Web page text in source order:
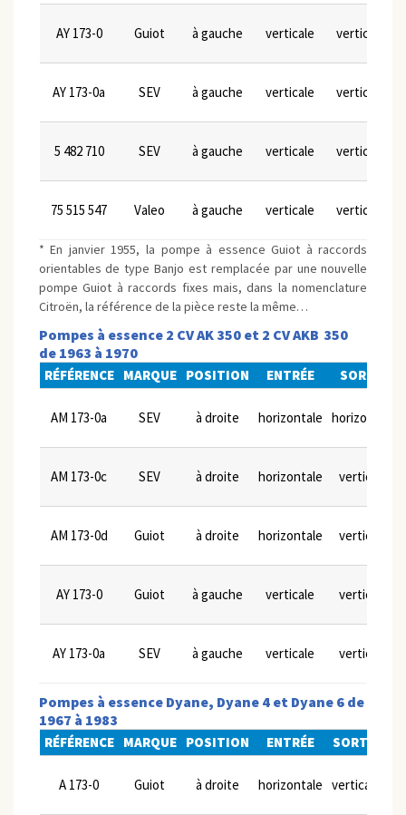
AY 173-0 Guiot à gauche verticale verticale
AY 173-0a SEV à gauche verticale verticale
5 482 710 SEV à gauche verticale verticale
75 515 547 Valeo à gauche verticale verticale
* En janvier 1955, la pompe à essence Guiot à raccords
orientables de type Banjo est remplacée par une nouvelle
pompe Guiot à raccords fixes mais, dans la nomenclature
Citroën, la référence de la pièce reste la même…
Pompes à essence 2 CV AK 350 et 2 CV AKB 350
de 1963 à 1970
RÉFÉRENCE MARQUE POSITION ENTRÉE SORTIE
AM 173-0a SEV à droite horizontale horizontale
AM 173-0c SEV à droite horizontale verticale
AM 173-0d Guiot à droite horizontale verticale
AY 173-0 Guiot à gauche verticale verticale
AY 173-0a SEV à gauche verticale verticale
Pompes à essence Dyane, Dyane 4 et Dyane 6 de
1967 à 1983
RÉFÉRENCE MARQUE POSITION ENTRÉE SORTIE
A 173-0 Guiot à droite horizontale verticale